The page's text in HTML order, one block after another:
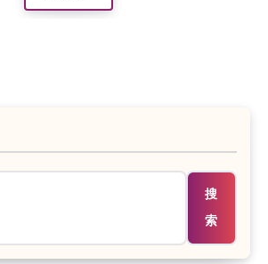
搜
索